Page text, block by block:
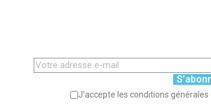
J'accepte les conditions